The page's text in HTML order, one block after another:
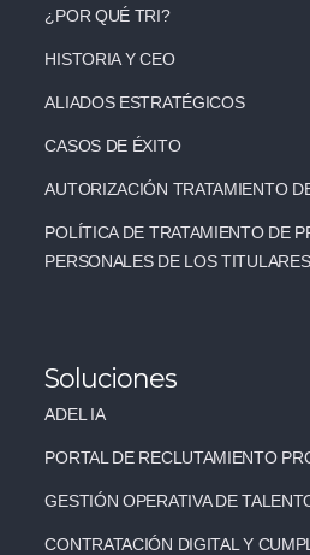
¿POR QUÉ TRI?
HISTORIA Y CEO
ALIADOS ESTRATÉGICOS
CASOS DE ÉXITO
AUTORIZACIÓN TRATAMIENTO
POLÍTICA DE TRATAMIENTO DE
PERSONALES DE LOS TITULARES
Soluciones
ADEL IA
PORTAL DE RECLUTAMIENTO
GESTIÓN OPERATIVA DE
CONTRATACIÓN DIGITAL Y